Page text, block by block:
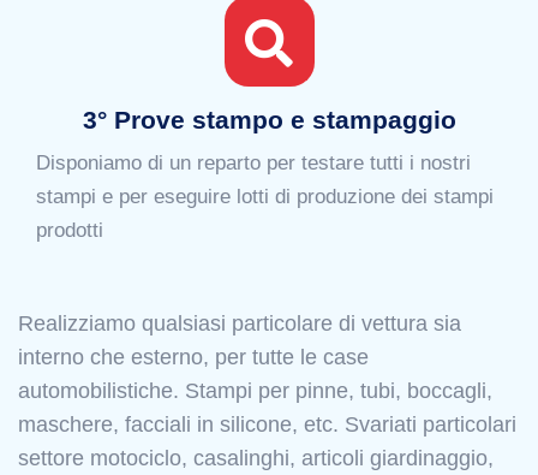
3° Prove stampo e stampaggio
Disponiamo di un reparto per testare tutti i nostri
stampi e per eseguire lotti di produzione dei stampi
prodotti
Realizziamo qualsiasi particolare di vettura sia
interno che esterno, per tutte le case
automobilistiche. Stampi per pinne, tubi, boccagli,
maschere, facciali in silicone, etc. Svariati particolari
settore motociclo, casalinghi, articoli giardinaggio,